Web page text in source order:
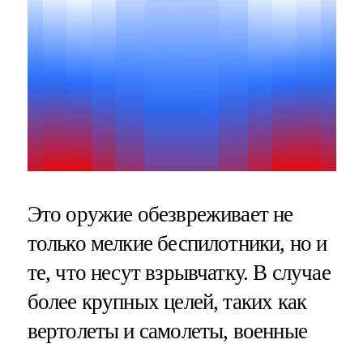
Это оружие обезвреживает не
только мелкие беспилотники, но и
те, что несут взрывчатку. В случае
более крупных целей, таких как
вертолеты и самолеты, военные